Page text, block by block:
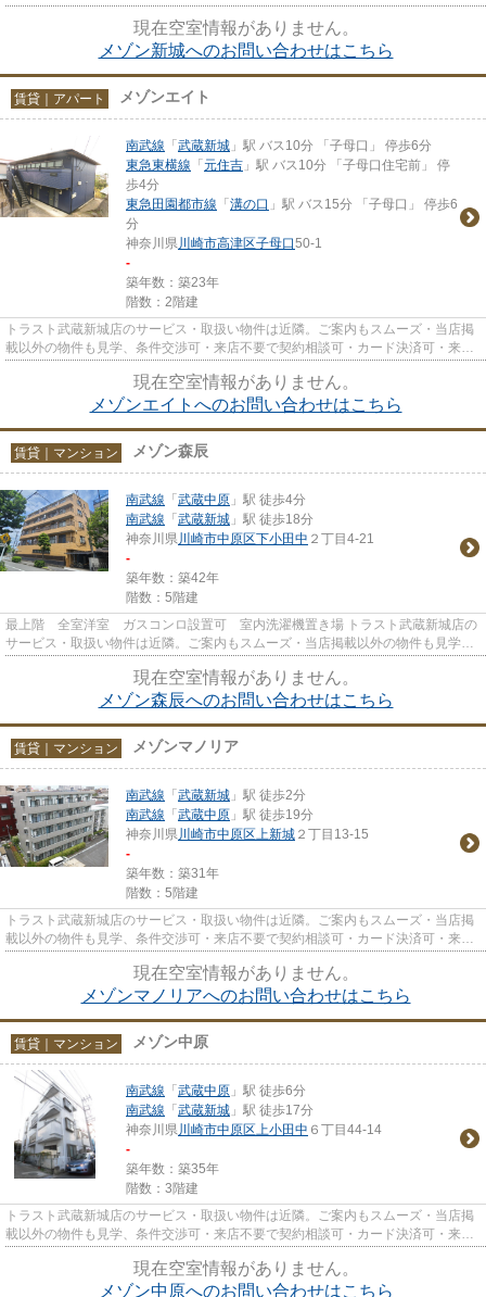
可・来店時無料駐車場有（要...
現在空室情報がありません。
メゾン新城へのお問い合わせはこちら
賃貸｜アパート メゾンエイト
南武線 「武蔵新城 」駅 バス10分 「子母口」 停歩6分
東急東横線 「元住吉 」駅 バス10分 「子母口住宅前」 停
歩4分
東急田園都市線 「溝の口 」駅 バス15分 「子母口」 停歩6
分
神奈川県川崎市高津区子母口50-1
-
築年数：築23年
階数：2階建
トラスト武蔵新城店のサービス・取扱い物件は近隣。ご案内もスムーズ・当店掲
載以外の物件も見学、条件交渉可・来店不要で契約相談可・カード決済可・来店
時無料駐車場有（要電話予約...
現在空室情報がありません。
メゾンエイトへのお問い合わせはこちら
賃貸｜マンション メゾン森辰
南武線 「武蔵中原 」駅 徒歩4分
南武線 「武蔵新城 」駅 徒歩18分
神奈川県川崎市中原区下小田中 ２丁目4-21
-
築年数：築42年
階数：5階建
最上階 全室洋室 ガスコンロ設置可 室内洗濯機置き場 トラスト武蔵新城店の
サービス・取扱い物件は近隣。ご案内もスムーズ・当店掲載以外の物件も見学、
条件交渉可・来店不要で契約...
現在空室情報がありません。
メゾン森辰へのお問い合わせはこちら
賃貸｜マンション メゾンマノリア
南武線 「武蔵新城 」駅 徒歩2分
南武線 「武蔵中原 」駅 徒歩19分
神奈川県川崎市中原区上新城 ２丁目13-15
-
築年数：築31年
階数：5階建
トラスト武蔵新城店のサービス・取扱い物件は近隣。ご案内もスムーズ・当店掲
載以外の物件も見学、条件交渉可・来店不要で契約相談可・カード決済可・来店
時無料駐車場有（要電話予約...
現在空室情報がありません。
メゾンマノリアへのお問い合わせはこちら
賃貸｜マンション メゾン中原
南武線 「武蔵中原 」駅 徒歩6分
南武線 「武蔵新城 」駅 徒歩17分
神奈川県川崎市中原区上小田中 ６丁目44-14
-
築年数：築35年
階数：3階建
トラスト武蔵新城店のサービス・取扱い物件は近隣。ご案内もスムーズ・当店掲
載以外の物件も見学、条件交渉可・来店不要で契約相談可・カード決済可・来店
時無料駐車場有（要電話予約...
現在空室情報がありません。
メゾン中原へのお問い合わせはこちら